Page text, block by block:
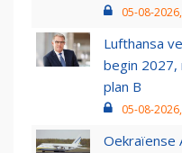
05-08-
Lufthansa
begin 2027,
plan B
05-08-
Oekraïense